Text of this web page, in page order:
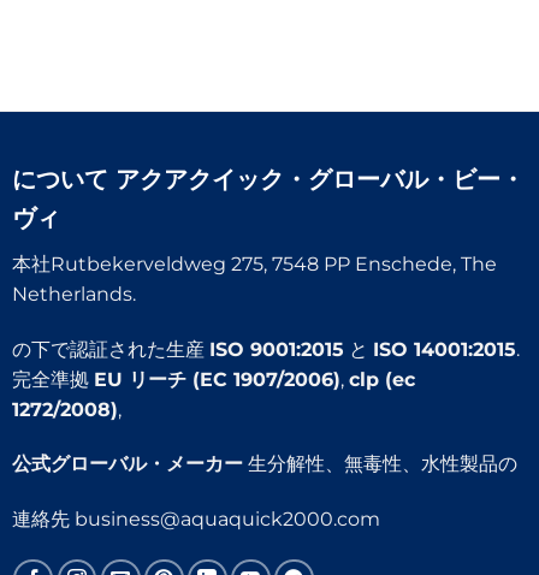
について アクアクイック・グローバル・ビー・
ヴィ
本社Rutbekerveldweg 275, 7548 PP Enschede, The
Netherlands.
の下で認証された生産 ISO 9001:2015 と ISO 14001:2015.
完全準拠 EU リーチ (EC 1907/2006), clp (ec
1272/2008),
公式グローバル・メーカー生分解性、無毒性、水性製品の
連絡先 business@aquaquick2000.com